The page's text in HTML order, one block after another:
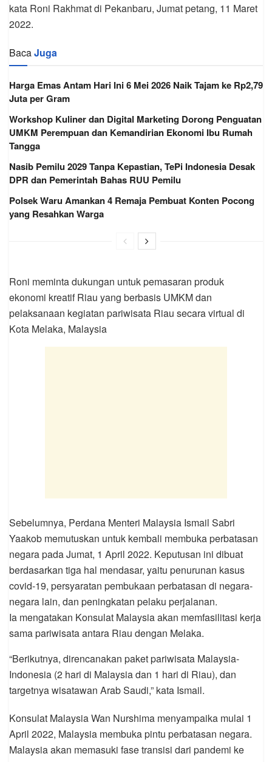
kata Roni Rakhmat di Pekanbaru, Jumat petang, 11 Maret
2022.
BacaJuga
Harga Emas Antam Hari Ini 6 Mei 2026 Naik Tajam ke Rp2,79
Juta per Gram
Workshop Kuliner dan Digital Marketing Dorong Penguatan
UMKM Perempuan dan Kemandirian Ekonomi Ibu Rumah
Tangga
Nasib Pemilu 2029 Tanpa Kepastian, TePi Indonesia Desak
DPR dan Pemerintah Bahas RUU Pemilu
Polsek Waru Amankan 4 Remaja Pembuat Konten Pocong
yang Resahkan Warga
Roni meminta dukungan untuk pemasaran produk
ekonomi kreatif Riau yang berbasis UMKM dan
pelaksanaan kegiatan pariwisata Riau secara virtual di
Kota Melaka, Malaysia
Sebelumnya, Perdana Menteri Malaysia Ismail Sabri
Yaakob memutuskan untuk kembali membuka perbatasan
negara pada Jumat, 1 April 2022. Keputusan ini dibuat
berdasarkan tiga hal mendasar, yaitu penurunan kasus
covid-19, persyaratan pembukaan perbatasan di negara-
negara lain, dan peningkatan pelaku perjalanan.
Ia mengatakan Konsulat Malaysia akan memfasilitasi kerja
sama pariwisata antara Riau dengan Melaka.
“Berikutnya, direncanakan paket pariwisata Malaysia-
Indonesia (2 hari di Malaysia dan 1 hari di Riau), dan
targetnya wisatawan Arab Saudi,” kata Ismail.
Konsulat Malaysia Wan Nurshima menyampaika mulai 1
April 2022, Malaysia membuka pintu perbatasan negara.
Malaysia akan memasuki fase transisi dari pandemi ke